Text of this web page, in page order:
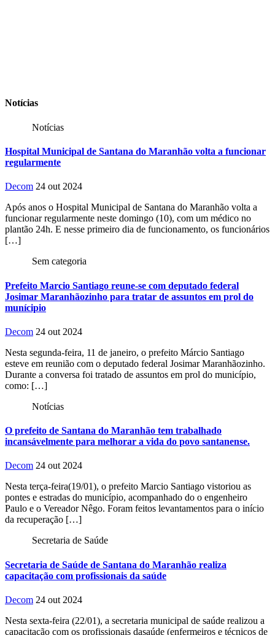
Anterior
Próxima
Notícias
Notícias
Hospital Municipal de Santana do Maranhão volta a funcionar
regularmente
Decom 24 out 2024
Após anos o Hospital Municipal de Santana do Maranhão volta a
funcionar regularmente neste domingo (10), com um médico no
plantão 24h. E nesse primeiro dia de funcionamento, os funcionários
[…]
Sem categoria
Prefeito Marcio Santiago reune-se com deputado federal
Josimar Maranhãozinho para tratar de assuntos em prol do
munícipio
Decom 24 out 2024
Nesta segunda-feira, 11 de janeiro, o prefeito Márcio Santiago
esteve em reunião com o deputado federal Josimar Maranhãozinho.
Durante a conversa foi tratado de assuntos em prol do município,
como: […]
Notícias
O prefeito de Santana do Maranhão tem trabalhado
incansávelmente para melhorar a vida do povo santanense.
Decom 24 out 2024
Nesta terça-feira(19/01), o prefeito Marcio Santiago vistoriou as
pontes e estradas do município, acompanhado do o engenheiro
Paulo e o Vereador Nêgo. Foram feitos levantamentos para o início
da recuperação […]
Secretaria de Saúde
Secretaria de Saúde de Santana do Maranhão realiza
capacitação com profissionais da saúde
Decom 24 out 2024
Nesta sexta-feira (22/01), a secretaria municipal de saúde realizou a
capacitação com os profissionais dasaúde (enfermeiros e técnicos de